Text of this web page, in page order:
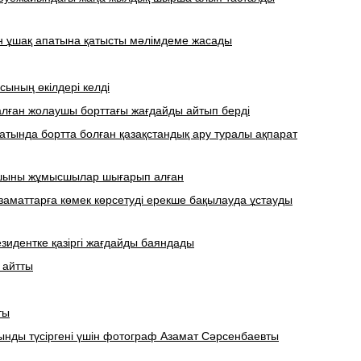
апатына қатысты мәлімдеме жасады
өкілдері келді
жолаушы борттағы жағдайды айтып берді
бортта болған қазақстандық ару туралы ақпарат
жұмысшылар шығарып алған
көмек көрсетуді ерекше бақылауда ұстауды
қазіргі жағдайды баяндады
түсіргені үшін фотограф Азамат Сәрсенбаевты